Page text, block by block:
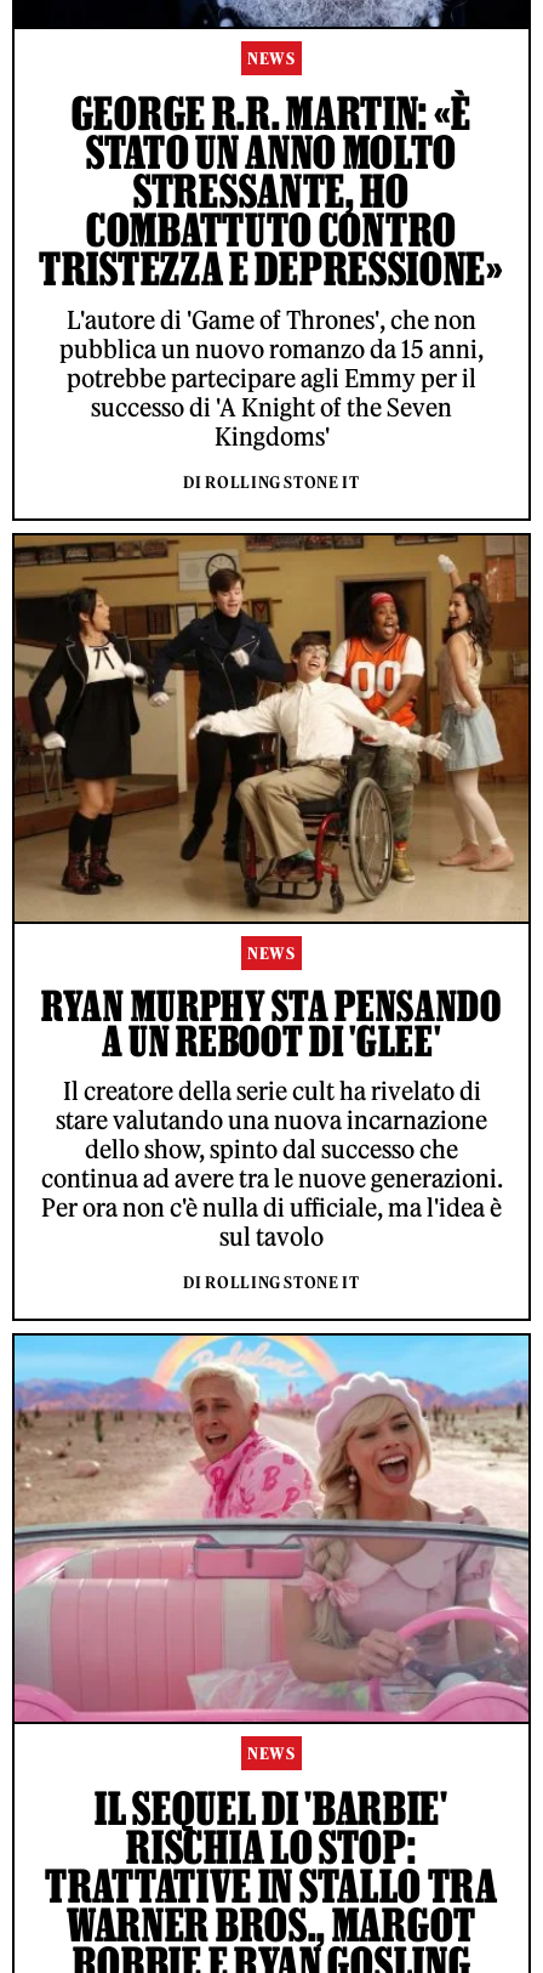
NEWS
GEORGE R.R. MARTIN: «È
STATO UN ANNO MOLTO
STRESSANTE, HO
COMBATTUTO CONTRO
TRISTEZZA E DEPRESSIONE»
L'autore di 'Game of Thrones', che non
pubblica un nuovo romanzo da 15 anni,
potrebbe partecipare agli Emmy per il
successo di 'A Knight of the Seven
Kingdoms'
DI ROLLING STONE IT
NEWS
RYAN MURPHY STA PENSANDO
A UN REBOOT DI 'GLEE'
Il creatore della serie cult ha rivelato di
stare valutando una nuova incarnazione
dello show, spinto dal successo che
continua ad avere tra le nuove generazioni.
Per ora non c'è nulla di ufficiale, ma l'idea è
sul tavolo
DI ROLLING STONE IT
NEWS
IL SEQUEL DI 'BARBIE'
RISCHIA LO STOP:
TRATTATIVE IN STALLO TRA
WARNER BROS., MARGOT
ROBBIE E RYAN GOSLING